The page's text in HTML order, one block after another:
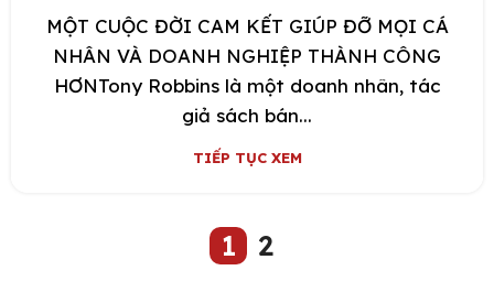
MỘT CUỘC ĐỜI CAM KẾT GIÚP ĐỠ MỌI CÁ
NHÂN VÀ DOANH NGHIỆP THÀNH CÔNG
HƠNTony Robbins là một doanh nhân, tác
giả sách bán...
TIẾP TỤC XEM
1 2